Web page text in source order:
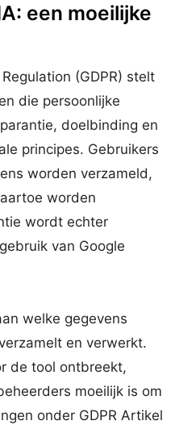
een moeilijke
(GDPR) stelt
die persoonlijke
doelbinding en
principes. Gebruikers
worden verzameld,
worden
wordt echter
van Google
welke gegevens
en verwerkt.
de tool ontbreekt,
moeilijk is om
onder GDPR Artikel